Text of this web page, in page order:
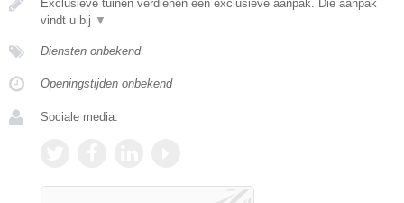
Exclusieve tuinen verdienen een exclusieve aanpak. Die aanpak
vindt u bij ▼
Diensten onbekend
Openingstijden onbekend
Sociale media: